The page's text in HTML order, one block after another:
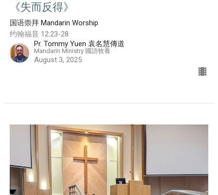
《失而反得》
国语崇拜 Mandarin Worship
约翰福音 12:23-28
Pr. Tommy Yuen 袁名慧傳道
Mandarin Ministry 國語牧養
August 3, 2025